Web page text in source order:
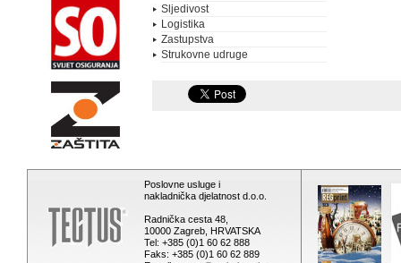
Sljedivost
Logistika
Zastupstva
Strukovne udruge
Poslovne usluge i
nakladnička djelatnost d.o.o.
Radnička cesta 48,
10000 Zagreb, HRVATSKA
Tel: +385 (0)1 60 62 888
Faks: +385 (0)1 60 62 889